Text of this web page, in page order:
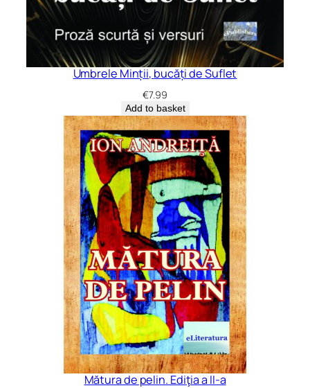
Umbrele Minții, bucăți de Suflet
€7.99
Add to basket
Mătura de pelin. Ediţia a II-a